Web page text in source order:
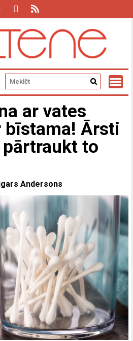
ar vates
Ārsti
to
Andersons